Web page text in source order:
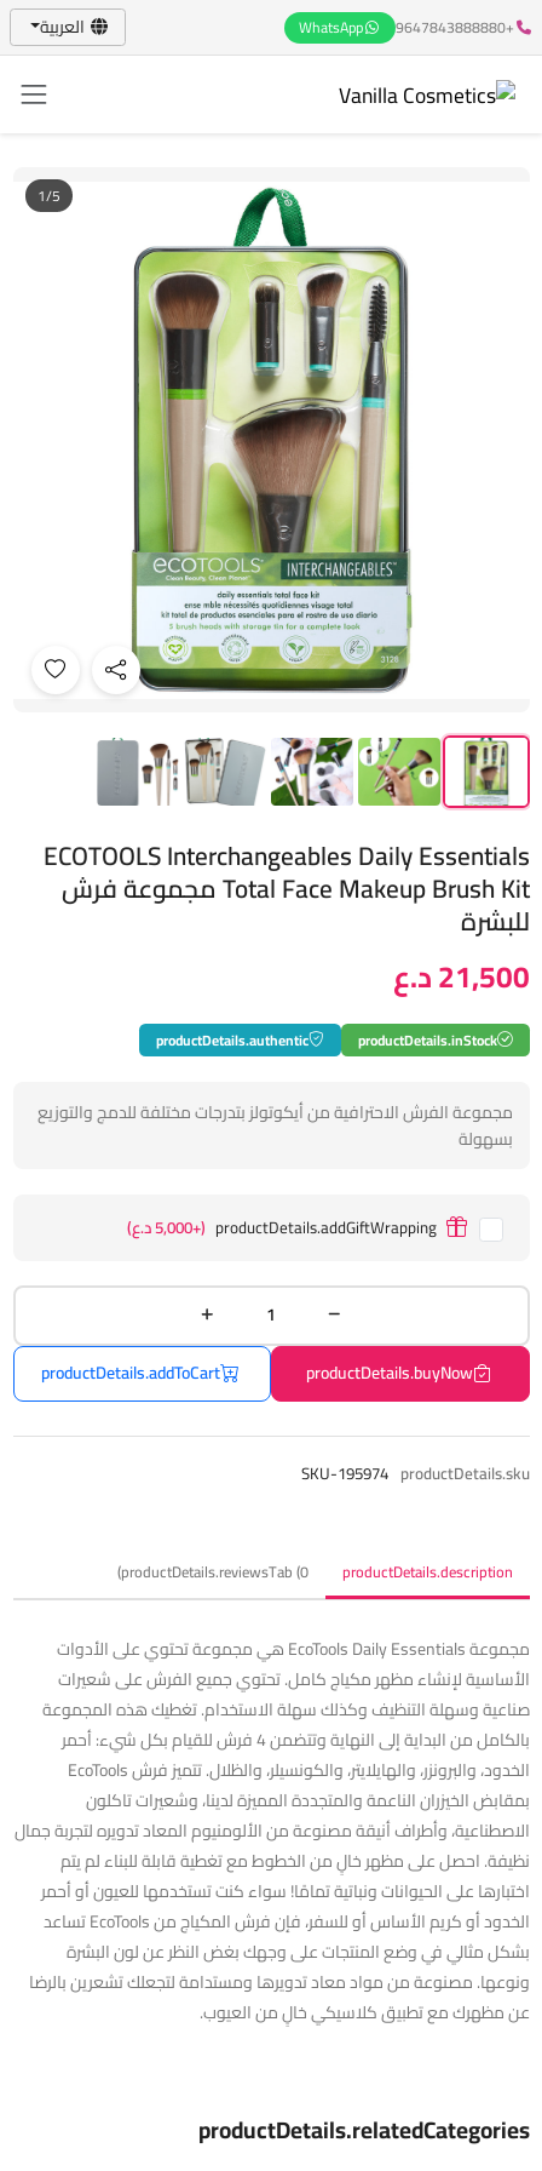
+9647843888880
WhatsApp العربية
1/5
ECOTOOLS Interchangeables Daily Essentials
Total Face Makeup Brush Kit مجموعة فرش
للبشرة
21,500 د.ع
productDetails.inStock
productDetails.authentic
مجموعة الفرش الاحترافية من أيكوتولز بتدرجات مختلفة للدمج والتوزيع
بسهولة
productDetails.addGiftWrapping (+5,000 د.ع)
productDetails.buyNow
productDetails.addToCart
productDetails.sku
SKU-195974
productDetails.description
productDetails.reviewsTab (0)
مجموعة EcoTools Daily Essentials هي مجموعة تحتوي على الأدوات
الأساسية لإنشاء مظهر مكياج كامل. تحتوي جميع الفرش على شعيرات
صناعية وسهلة التنظيف وكذلك سهلة الاستخدام. تغطيك هذه المجموعة
بالكامل من البداية إلى النهاية وتتضمن 4 فرش للقيام بكل شيء: أحمر
الخدود، والبرونزر، والهايلايتر، والكونسيلر، والظلال. تتميز فرش EcoTools
بمقابض الخيزران الناعمة والمتجددة المميزة لدينا، وشعيرات تاكلون
الاصطناعية، وأطراف أنيقة مصنوعة من الألومنيوم المعاد تدويره لتجربة جمال
نظيفة. احصل على مظهر خالٍ من الخطوط مع تغطية قابلة للبناء لم يتم
اختبارها على الحيوانات ونباتية تمامًا! سواء كنت تستخدمها للعيون أو أحمر
الخدود أو كريم الأساس أو للسفر، فإن فرش المكياج من EcoTools تساعد
بشكل مثالي في وضع المنتجات على وجهك بغض النظر عن لون البشرة
ونوعها. مصنوعة من مواد معاد تدويرها ومستدامة لتجعلك تشعرين بالرضا
عن مظهرك مع تطبيق كلاسيكي خالٍ من العيوب.
productDetails.relatedCategories